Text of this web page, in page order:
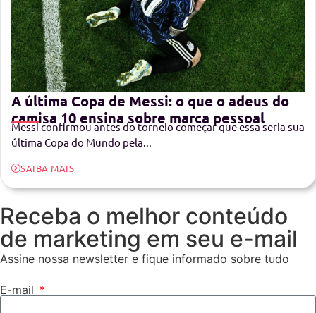
A última Copa de Messi: o que o adeus do
camisa 10 ensina sobre marca pessoal
Messi confirmou antes do torneio começar que essa seria sua
última Copa do Mundo pela...
SAIBA MAIS
Receba o melhor conteúdo
de marketing em seu e-mail
Assine nossa newsletter e fique informado sobre tudo
E-mail